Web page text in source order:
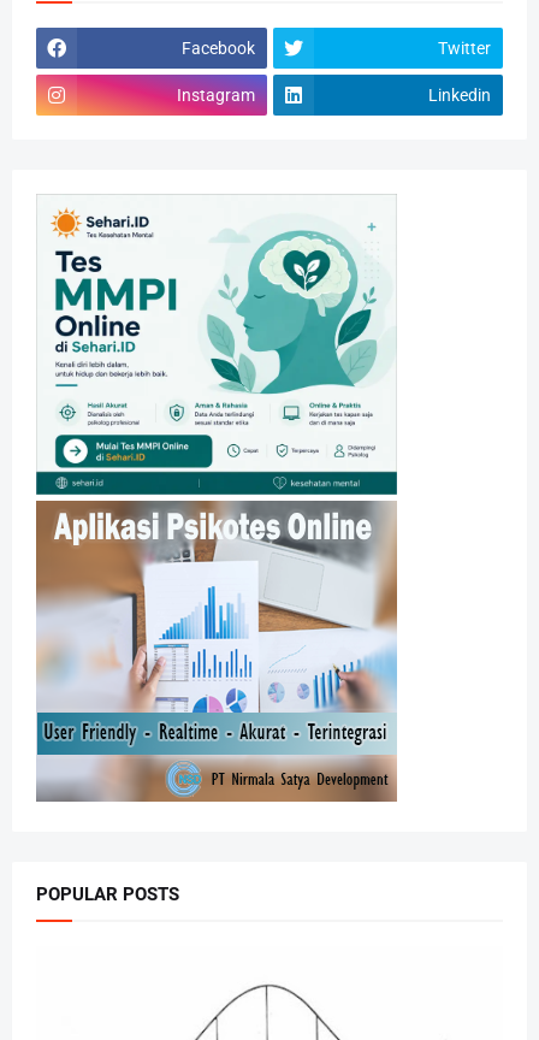
Facebook Twitter
Instagram Linkedin
POPULAR POSTS